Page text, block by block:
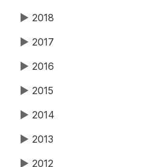
▶ 2018
▶ 2017
▶ 2016
▶ 2015
▶ 2014
▶ 2013
▶ 2012